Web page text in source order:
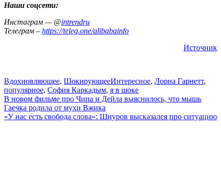
Наши соцсети:
Инстаграм — @intrendru
Телеграм – https://teleg.one/alibabainfo
Источник
Вдохновляющее, ШокирующееИнтересное, Лорна Гарнетт,
популярное, София Каркадым, я в шоке
Навигация
по
В новом фильме про Чипа и Дейла выяснилось, что мышь
Гаечка родила от мухи Вжика
«У нас есть свобода слова»: Шнуров высказался про ситуацию